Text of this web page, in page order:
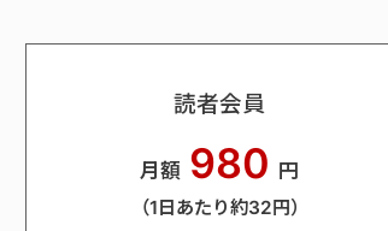
読者会員
月額 980 円
（1日あたり約32円）